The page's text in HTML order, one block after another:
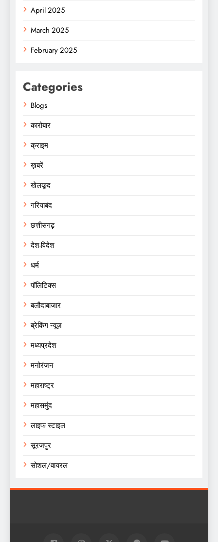
April 2025
March 2025
February 2025
Categories
Blogs
कारोबार
क्राइम
ख़बरें
खेलकूद
गरियाबंद
छत्तीसगढ़
देश-विदेश
धर्म
पॉलिटिक्स
बलौदाबाजार
ब्रेकिंग न्यूज़
मध्यप्रदेश
मनोरंजन
महाराष्ट्र
महासमुंद
लाइफ स्टाइल
सूरजपुर
सोशल/वायरल